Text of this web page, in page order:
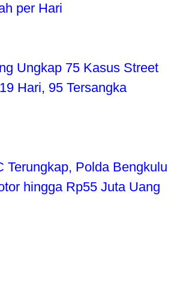
per Hari
Ungkap 75 Kasus Street
Hari, 95 Tersangka
Terungkap, Polda Bengkulu
hingga Rp55 Juta Uang